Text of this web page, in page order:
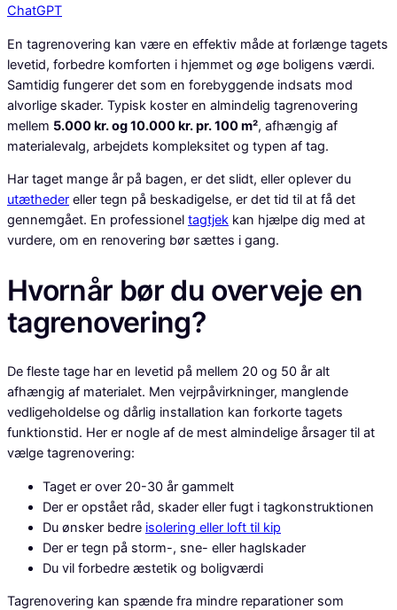
ChatGPT
En tagrenovering kan være en effektiv måde at forlænge tagets
levetid, forbedre komforten i hjemmet og øge boligens værdi.
Samtidig fungerer det som en forebyggende indsats mod
alvorlige skader. Typisk koster en almindelig tagrenovering
mellem 5.000 kr. og 10.000 kr. pr. 100 m², afhængig af
materialevalg, arbejdets kompleksitet og typen af tag.
Har taget mange år på bagen, er det slidt, eller oplever du
utætheder eller tegn på beskadigelse, er det tid til at få det
gennemgået. En professionel tagtjek kan hjælpe dig med at
vurdere, om en renovering bør sættes i gang.
Hvornår bør du overveje en
tagrenovering?
De fleste tage har en levetid på mellem 20 og 50 år alt
afhængig af materialet. Men vejrpåvirkninger, manglende
vedligeholdelse og dårlig installation kan forkorte tagets
funktionstid. Her er nogle af de mest almindelige årsager til at
vælge tagrenovering:
Taget er over 20-30 år gammelt
Der er opstået råd, skader eller fugt i tagkonstruktionen
Du ønsker bedre isolering eller loft til kip
Der er tegn på storm-, sne- eller haglskader
Du vil forbedre æstetik og boligværdi
Tagrenovering kan spænde fra mindre reparationer som